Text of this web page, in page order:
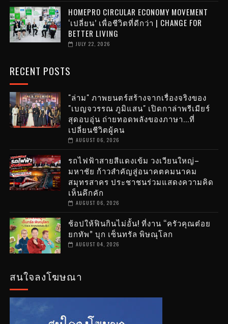
HOMEPRO CIRCULAR ECONOMY MOVEMENT
‘เปลี่ยน’ เพื่อชีวิตที่ดีกว่า | CHANGE FOR
BETTER LIVING
JULY 22, 2026
RECENT POSTS
"ล่าม" ภาพยนตร์สร้างจากเรื่องจริงของ
"เบญจวรรณ ภูมิแสน" เปิดกาล่าพรีเมียร์
สุดอบอุ่น ถ่ายทอดพลังของภาษา...ที่
เปลี่ยนชีวิตผู้คน
AUGUST 06, 2026
รถไฟฟ้าสายสีแดงเข้ม วงเวียนใหญ่–
มหาชัย ก้าวสำคัญสู่อนาคตคมนาคม
สมุทรสาคร ประชาชนร่วมแสดงความคิด
เห็นคึกคัก
AUGUST 06, 2026
ช้อปให้ฟินกินไม่อั้น! ที่งาน “ครัวคุณต๋อย
ยกทัพ” บุก เซ็นทรัล พิษณุโลก
AUGUST 04, 2026
สนใจลงโฆษณา